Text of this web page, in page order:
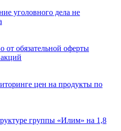
уголовного дела не
от обязательной оферты
цен на продукты по
группы «Илим» на 1,8